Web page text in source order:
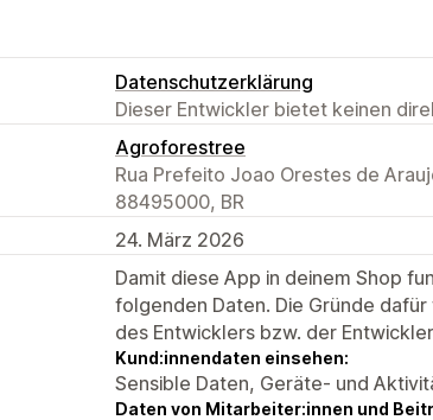
Datenschutzerklärung
Dieser Entwickler bietet keinen
Agroforestree
Rua Prefeito Joao Orestes de
88495000, BR
24. März 2026
Damit diese App in deinem Shop
folgenden Daten. Die Gründe
des Entwicklers bzw. der
Kund:innendaten einsehen:
Sensible Daten, Geräte- und
Daten von Mitarbeiter:innen und